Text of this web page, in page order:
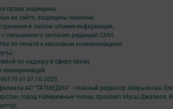
права защищены.
на сайте, защищены законом.
в любом объеме информации,
письменного согласия редакций СМИ.
по печати и массовым коммуникациям.
по надзору в сфере связи,
коммуникаций
от 07.10.2025
АО "ТАТМЕДИА" - главный редактор Аверьянова
город Набережные Челны, проспект Мусы Джалиля,